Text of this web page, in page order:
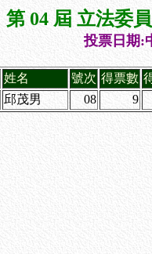
第 04 屆 立法委
投票日期:
姓名 號次 得票數
邱茂男 08 9